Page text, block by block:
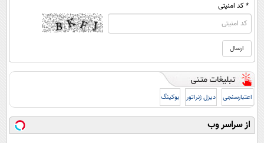
* کد امنیتی
اعتبارسنجی دیزل ژنراتور بوکینگ
از سراسر وب